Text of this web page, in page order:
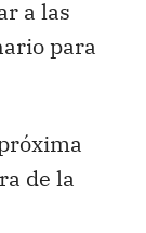
a las
para
de la